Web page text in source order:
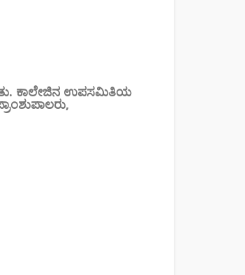
ಕಾಲೇಜಿನ ಉಪಸಮಿತಿಯ